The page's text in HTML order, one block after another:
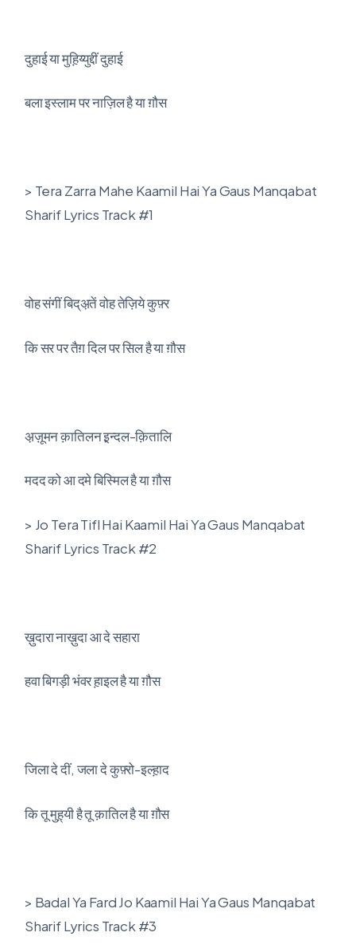
दुहाई या मुह़िय्युद्दीं दुहाई
बला इस्लाम पर नाज़िल है या ग़ौस
> Tera Zarra Mahe Kaamil Hai Ya Gaus Manqabat
Sharif Lyrics Track #1
वोह संगीं बिद्‌अ़तें वोह तेज़िये कुफ़्र
कि सर पर तैग़ दिल पर सिल है या ग़ौस
अ़ज़ूमन क़ातिलन इ़न्दल-क़ितालि
मदद को आ दमे बिस्मिल है या ग़ौस
> Jo Tera Tifl Hai Kaamil Hai Ya Gaus Manqabat
Sharif Lyrics Track #2
ख़ुदारा नाख़ुदा आ दे सहारा
हवा बिगड़ी भंवर ह़ाइल है या ग़ौस
जिला दे दीं, जला दे कुफ़्रो-इल्ह़ाद
कि तू मुह़्‌यी है तू क़ातिल है या ग़ौस
> Badal Ya Fard Jo Kaamil Hai Ya Gaus Manqabat
Sharif Lyrics Track #3